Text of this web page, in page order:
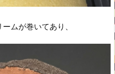
ムが巻いてあり、